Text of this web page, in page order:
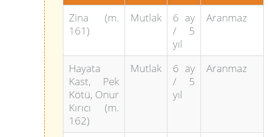
Zina (m.
161)
Mutlak
6 ay
/ 5
yıl
Aranmaz
Hayata
Kast, Pek
Kötü, Onur
Kırıcı (m.
162)
Mutlak
6 ay
/ 5
yıl
Aranmaz